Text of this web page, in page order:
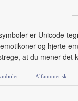
er
og
at du mener det
Alfanumerisk